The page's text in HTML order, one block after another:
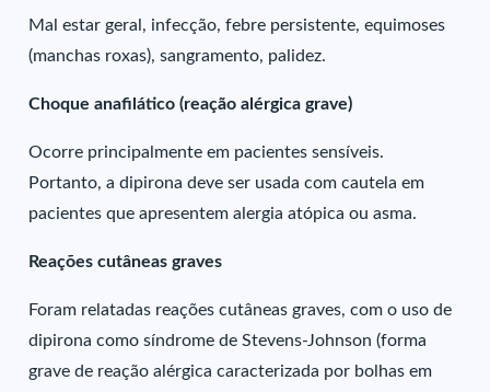
Mal estar geral, infecção, febre persistente, equimoses
(manchas roxas), sangramento, palidez.
Choque anafilático (reação alérgica grave)
Ocorre principalmente em pacientes sensíveis.
Portanto, a dipirona deve ser usada com cautela em
pacientes que apresentem alergia atópica ou asma.
Reações cutâneas graves
Foram relatadas reações cutâneas graves, com o uso de
dipirona como síndrome de Stevens-Johnson (forma
grave de reação alérgica caracterizada por bolhas em